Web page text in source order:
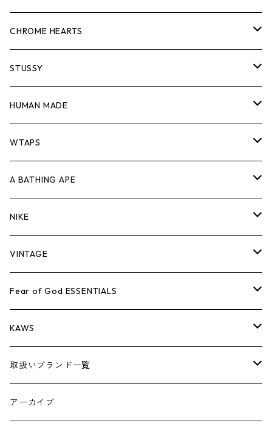
スウェット/ニット
シャツ
ジャケット
パンツ
キャップ・ハット
バッグ
シューズ
小物
コラボレーション
×THE NORTH FACE
×COMME des GARCONS
シーズンアイテム
26SS
BOX LOGOアイテム
ロンTEE
スウェット/ニット
シャツ
ジャケット
パンツ
キャップ・ハット
バッグ
シューズ
小物
Tシャツ
ロンTEE
スウェット/ニット
シャツ
ジャケット
パンツ
キャップ・ハット
バッグ
シューズ
小物
CHROME HEARTS
Tシャツ
ロンTEE
スウェット/ニット
シャツ
ジャケット
パンツ
キャップ・ハット
バッグ
シューズ
小物
STUSSY
Tシャツ
ロンTEE
スウェット/ニット
シャツ
ジャケット
パンツ
キャップ・ハット
バッグ
シューズ
HUMAN MADE
Tシャツ
ロンT
スウェット/ニット
シャツ
ジャケット
パンツ
キャップ
バッグ
WTAPS
Tシャツ
ロンTEE
スウェット/ニット
シャツ
ジャケット
パンツ
キャップ・ハット
A BATHING APE
Tシャツ
ロンTEE
スウェット/ニット
シャツ
ジャケット
パンツ
NIKE
シューズ
AIR JORDAN 1
AIR JORDAN 3
アパレル・小物
VINTAGE
Tシャツ
ロンTEE
スウェット/ニット
ジャケット
Fear of God ESSENTIALS
Tシャツ
ロンTEE
スウェット/ニット
KAWS
アパレル
小物
取扱いブランド一覧
A
アーカイブ